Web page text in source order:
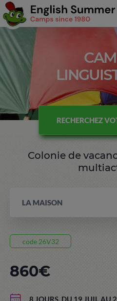
RECHERCHEZ
Colonie de
LA MAISON
code 26V32
8 JOURS, DU 19 JUIL AU
860€